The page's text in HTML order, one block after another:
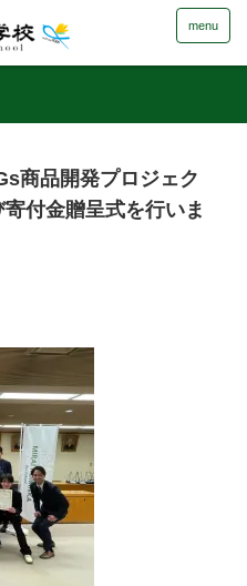
menu
商品開発プロジェク
寄付金贈呈式を行いま